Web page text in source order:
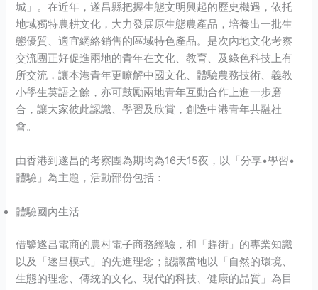
城」。在近年，遂昌縣把握生態文明興起的歷史機遇，依托
地域獨特農耕文化，大力發展原生態農產品，培養出一批生
態優質、適宜網絡銷售的區域特色產品。是次內地文化考察
交流團正好促進兩地的青年在文化、教育、及綠色科技上有
所交流，讓本港青年更瞭解中國文化、體驗農務技術、義教
小學生英語之餘，亦可鼓勵兩地青年互動合作上進一步磨
合，讓大家彼此認識、學習及欣賞，創造中港青年共融社
會。
由香港到遂昌的考察團為期均為16天15夜，以「分享•學習•
體驗」為主題，活動部份包括：
體驗國內生活
借鑒遂昌電商的農村電子商務經驗，和「趕街」的專業知識
以及「遂昌模式」的先進理念；認識當地以「自然的環境、
生態的理念、傳統的文化、現代的科技、健康的品質」為目